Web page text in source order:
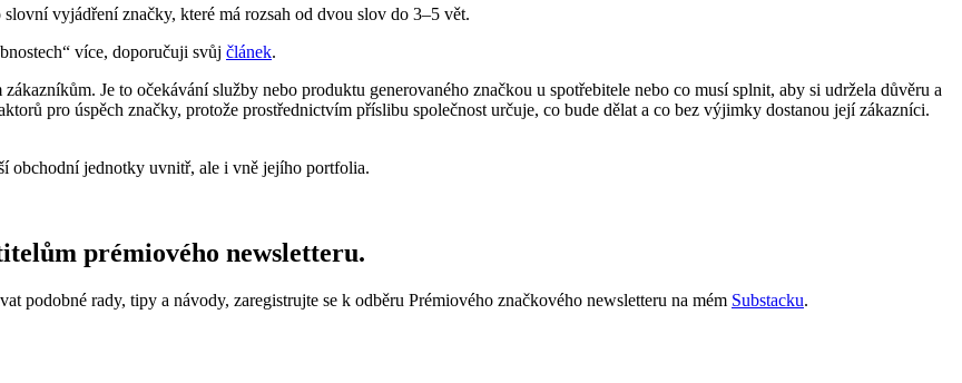
vyjádření značky, které má rozsah od dvou slov do 3–5 vět.
více, doporučuji svůj článek.
Je to očekávání služby nebo produktu generovaného značkou u spotřebitele nebo co musí splnit, aby si udržela důvěru a
pro úspěch značky, protože prostřednictvím příslibu společnost určuje, co bude dělat a co bez výjimky dostanou její zákazníci.
obchodní jednotky uvnitř, ale i vně jejího portfolia.
prémiového newsletteru.
podobné rady, tipy a návody, zaregistrujte se k odběru Prémiového značkového newsletteru na mém Substacku.